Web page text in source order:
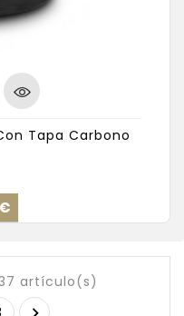
Tapa Carbono
artículo(s)